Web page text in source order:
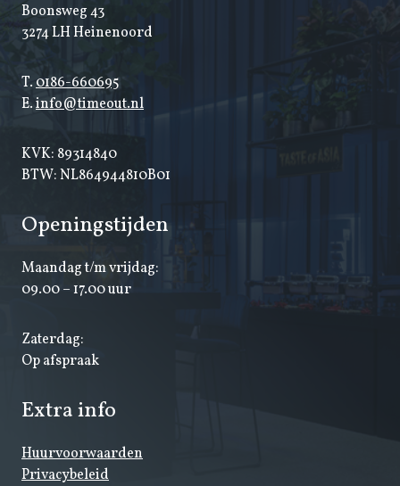
Boonsweg 43
3274 LH Heinenoord
T.0186-660695
E.info@timeout.nl
KVK: 89314840
BTW: NL864944810B01
Openingstijden
Maandag t/m vrijdag:
09.00 – 17.00 uur
Zaterdag:
Op afspraak
Extra info
Huurvoorwaarden
Privacybeleid